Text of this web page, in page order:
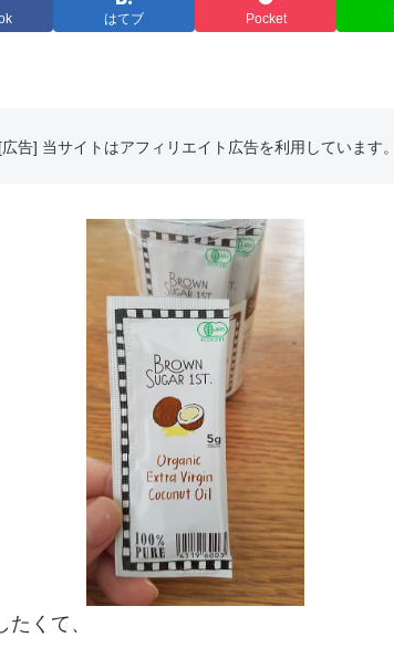
はてブ Pocket
[広告] 当サイトはアフィリエイト広告を利用しています。
くて、